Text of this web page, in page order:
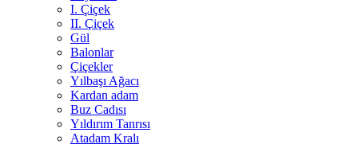
I. Çiçek
II. Çiçek
Gül
Balonlar
Çiçekler
Yılbaşı Ağacı
Kardan adam
Buz Cadısı
Yıldırım Tanrısı
Atadam Kralı